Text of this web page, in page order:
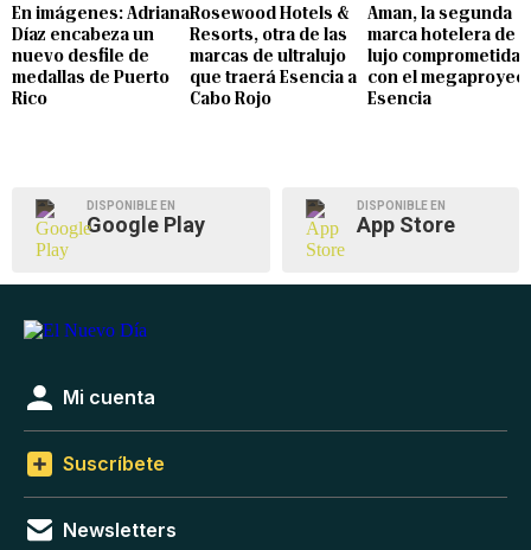
En imágenes: Adriana
Díaz encabeza un
nuevo desfile de
medallas de Puerto
Rico
Rosewood Hotels &
Resorts, otra de las
marcas de ultralujo
que traerá Esencia a
Cabo Rojo
Aman, la segunda
marca hotelera de
lujo comprometida
con el
Esencia
DISPONIBLE EN
Google Play
DISPONIBLE EN
App Store
Mi cuenta
Suscríbete
Newsletters